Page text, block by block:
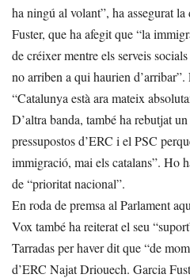
ha ningú al volant”, ha assegurat
Fuster, que ha afegit que “la
de créixer mentre els serveis
no arriben a qui haurien
“Catalunya està ara mateix
D’altra banda, també ha rebutjat
pressupostos d’ERC i el PSC
immigració, mai els catalans”. Ho
de “prioritat nacional”.
En roda de premsa al Parlament
Vox també ha reiterat el seu
Tarradas per haver dit que “de
d’ERC Najat Driouech. Garcia